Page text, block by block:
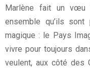
Marlène fait un vœu
ensemble qu’ils
magique : le Pays
vivre pour toujours
veulent, aux côté des